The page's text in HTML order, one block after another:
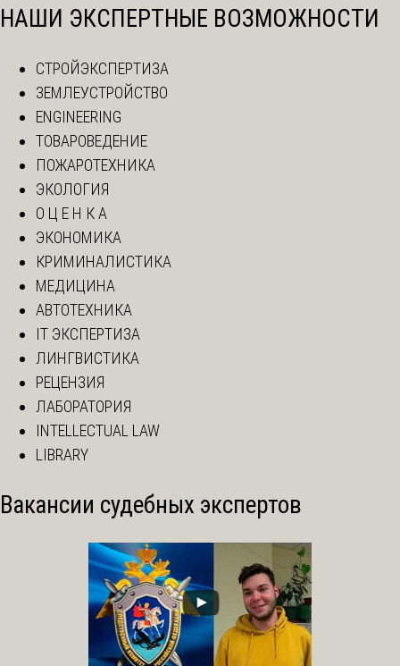
НАШИ ЭКСПЕРТНЫЕ ВОЗМОЖНОСТИ
СТРОЙЭКСПЕРТИЗА
ЗЕМЛЕУСТРОЙСТВО
ENGINEERING
ТОВАРОВЕДЕНИЕ
ПОЖАРОТЕХНИКА
ЭКОЛОГИЯ
О Ц Е Н К А
ЭКОНОМИКА
КРИМИНАЛИСТИКА
МЕДИЦИНА
АВТОТЕХНИКА
IT ЭКСПЕРТИЗА
ЛИНГВИСТИКА
РЕЦЕНЗИЯ
ЛАБОРАТОРИЯ
INTELLECTUAL LAW
LIBRARY
Вакансии судебных экспертов